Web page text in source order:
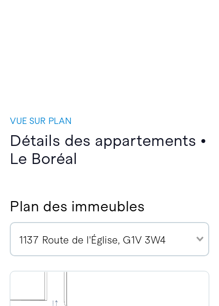
VUE SUR PLAN
Détails des appartements •
Le Boréal
Plan des immeubles
1137 Route de l'Église, G1V 3W4